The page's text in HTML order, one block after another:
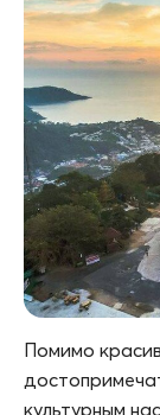
Помимо
культурным